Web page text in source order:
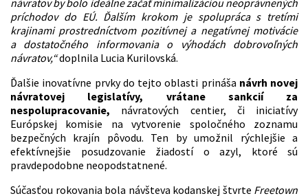
príchodov do EÚ. Ďalším krokom je spolupráca s tretími
krajinami prostredníctvom pozitívnej a negatívnej motivácie
a dostatočného informovania o výhodách dobrovoľných
návratov,“doplnila Lucia Kurilovská.
Ďalšie inovatívne prvky do tejto oblasti prináša návrh novej
návratovej legislatívy, vrátane sankcií za
nespolupracovanie, návratových centier, či iniciatívy
Európskej komisie na vytvorenie spoločného zoznamu
bezpečných krajín pôvodu. Ten by umožnil rýchlejšie a
efektívnejšie posudzovanie žiadostí o azyl, ktoré sú
pravdepodobne neopodstatnené.
Súčasťou rokovania bola návšteva kodanskej štvrte Freetown